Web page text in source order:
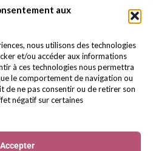
aux
nous utilisons des technologies
et/ou accéder aux informations
à ces technologies nous permettra
le comportement de navigation ou
de ne pas consentir ou de retirer son
négatif sur certaines
Accepter
& accessoires
Promos
Contact